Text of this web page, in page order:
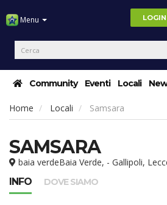
Menu LOGIN
Community Eventi Locali
Home Locali Samsara
SAMSARA
baia verdeBaia Verde, - Gallipoli,
INFO
DOVE SIAMO